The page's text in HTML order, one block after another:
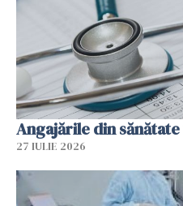
Angajările din
27 IULIE 2026